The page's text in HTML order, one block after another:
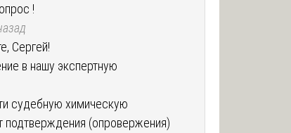
!
Сергей!
в нашу экспертную
судебную химическую
подтверждения (опровержения)